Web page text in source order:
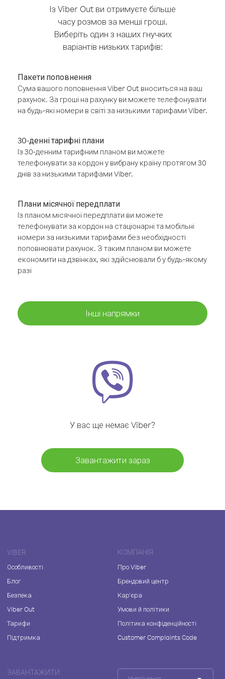
Із Viber Out ви отримуєте більше
часу розмов за менші гроші.
Виберіть один з наших гнучких
варіантів низьких тарифів:
Пакети поповнення
Сума вашого поповнення Viber Out вноситься на ваш
рахунок. За гроші на рахунку ви можете телефонувати
на будь-які номери в світі за низькими тарифами Viber.
30-денні тарифні плани
Із 30-денним тарифним планом ви можете
телефонувати за кордон у вибрану країну протягом 30
днів за низькими тарифами Viber.
Плани місячної передплати
Із планом місячної передплати ви можете
телефонувати за кордон на стаціонарні та мобільні
номери за низькими тарифами без необхідності
поповнювати рахунок. З таким планом ви можете
економити на дзвінках, які здійснювали б у будь-якому
разі
Інші напрямки
У вас ще немає Viber?
Завантажити зараз
VIBER
Особливості
Блог
Безпека
Viber Out
Тарифи
Підтримка
КОМПАНІЯ
Про Viber
Брендовий центр
Кар'єра
Умови й політики
Політика конфіденційності
Customer Complaints Code
ЗАВАНТАЖИТИ